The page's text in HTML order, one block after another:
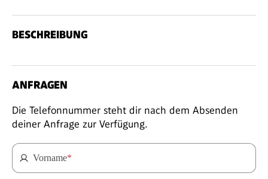
BESCHREIBUNG
ANFRAGEN
Die Telefonnummer steht dir nach dem Absenden
deiner Anfrage zur Verfügung.
Vorname*